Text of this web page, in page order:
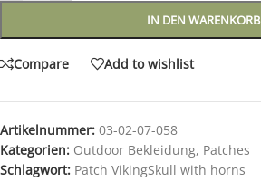
IN DEN WARENKORB
Compare Add to wishlist
Artikelnummer: 03-02-07-058
Kategorien: Outdoor Bekleidung, Patches
Schlagwort: Patch VikingSkull with horns